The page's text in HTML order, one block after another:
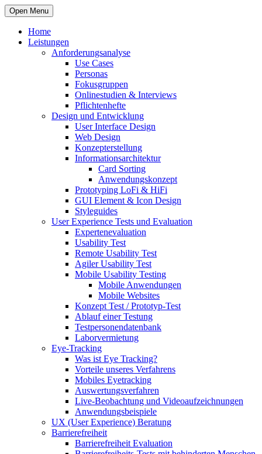
Open Menu
Home
Leistungen
Anforderungsanalyse
Use Cases
Personas
Fokusgruppen
Onlinestudien & Interviews
Pflichtenhefte
Design und Entwicklung
User Interface Design
Web Design
Konzepterstellung
Informationsarchitektur
Card Sorting
Anwendungskonzept
Prototyping LoFi & HiFi
GUI Element & Icon Design
Styleguides
User Experience Tests und Evaluation
Expertenevaluation
Usability Test
Remote Usability Test
Agiler Usability Test
Mobile Usability Testing
Mobile Anwendungen
Mobile Websites
Konzept Test / Prototyp-Test
Ablauf einer Testung
Testpersonendatenbank
Laborvermietung
Eye-Tracking
Was ist Eye Tracking?
Vorteile unseres Verfahrens
Mobiles Eyetracking
Auswertungsverfahren
Live-Beobachtung und Videoaufzeichnungen
Anwendungsbeispiele
UX (User Experience) Beratung
Barrierefreiheit
Barrierefreiheit Evaluation